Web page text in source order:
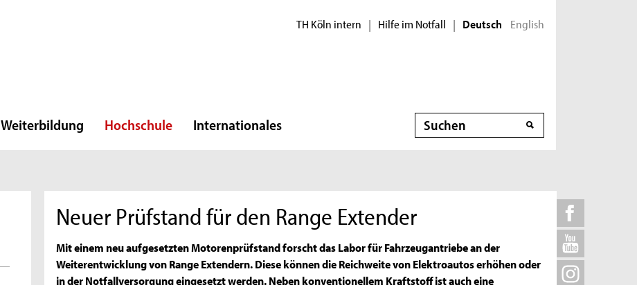
TH Köln intern | Hilfe im Notfall | Deutsch English
Weiterbildung Hochschule Internationales Suche
Neuer Prüfstand für den Range Extender
Mit einem neu aufgesetzten Motorenprüfstand forscht das Labor für Fahrzeugantriebe an der
Weiterentwicklung von Range Extendern. Diese können die Reichweite von Elektroautos erhöhen oder
in der Notfallversorgung eingesetzt werden. Neben konventionellem Kraftstoff ist auch eine